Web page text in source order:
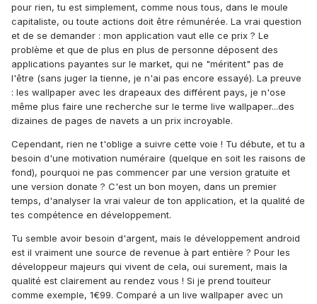
pour rien, tu est simplement, comme nous tous, dans le moule
capitaliste, ou toute actions doit être rémunérée. La vrai question
et de se demander : mon application vaut elle ce prix ? Le
problème et que de plus en plus de personne déposent des
applications payantes sur le market, qui ne "méritent" pas de
l'être (sans juger la tienne, je n'ai pas encore essayé). La preuve
: les wallpaper avec les drapeaux des différent pays, je n'ose
même plus faire une recherche sur le terme live wallpaper...des
dizaines de pages de navets a un prix incroyable.
Cependant, rien ne t'oblige a suivre cette voie ! Tu débute, et tu a
besoin d'une motivation numéraire (quelque en soit les raisons de
fond), pourquoi ne pas commencer par une version gratuite et
une version donate ? C'est un bon moyen, dans un premier
temps, d'analyser la vrai valeur de ton application, et la qualité de
tes compétence en développement.
Tu semble avoir besoin d'argent, mais le développement android
est il vraiment une source de revenue à part entière ? Pour les
développeur majeurs qui vivent de cela, oui surement, mais la
qualité est clairement au rendez vous ! Si je prend touiteur
comme exemple, 1€99. Comparé a un live wallpaper avec un